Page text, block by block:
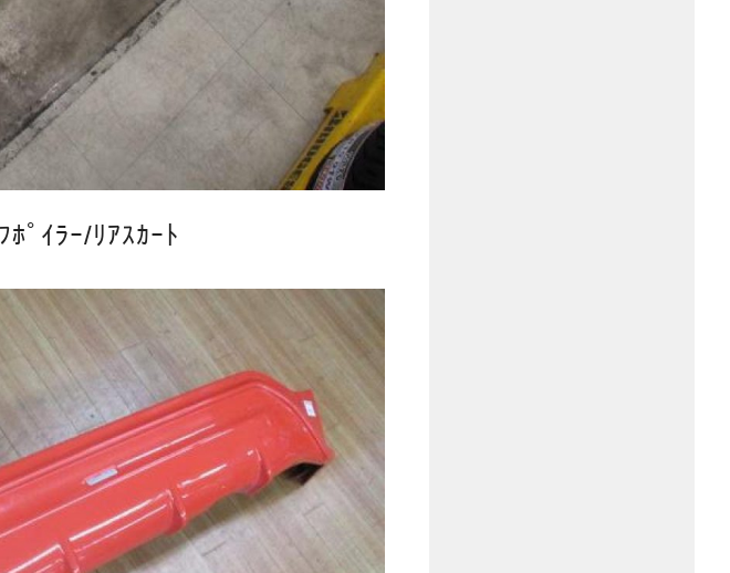
ﾟｲﾗｰ/ﾘｱｽｶｰﾄ